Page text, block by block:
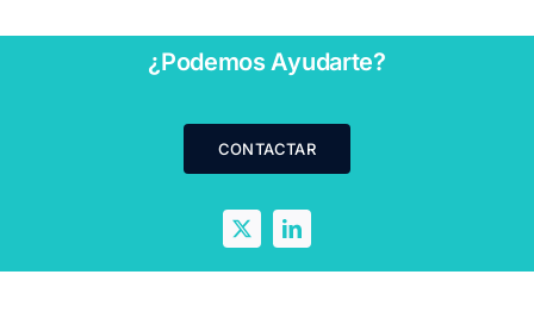
¿Podemos Ayudarte?
CONTACTAR